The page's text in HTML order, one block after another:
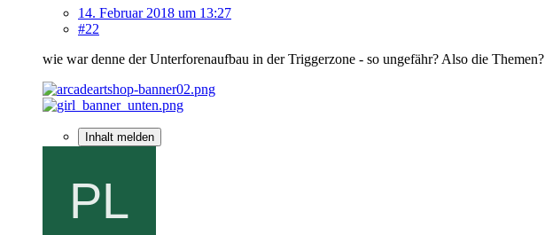
14. Februar 2018 um 13:27
#22
wie war denne der Unterforenaufbau in der Triggerzone - so ungefähr? Also die Themen?
Inhalt melden